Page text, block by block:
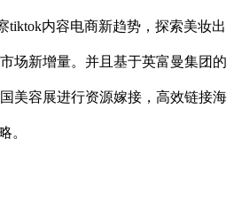
tiktok内容电商新趋势，探索美妆出
场新增量。并且基于英富曼集团的
美容展进行资源嫁接，高效链接海
。